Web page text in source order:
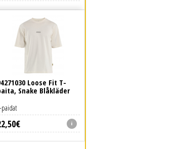
Loose Fit T-
Snake Blåkläder
,50€
paidat